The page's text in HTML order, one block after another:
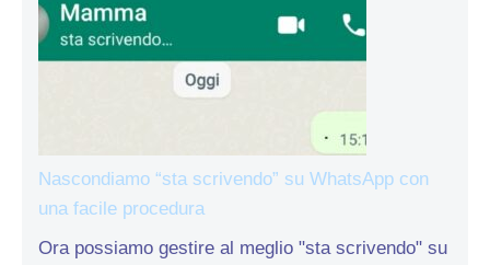
Nascondiamo “sta scrivendo” su WhatsApp con
una facile procedura
Ora possiamo gestire al meglio "sta scrivendo" su